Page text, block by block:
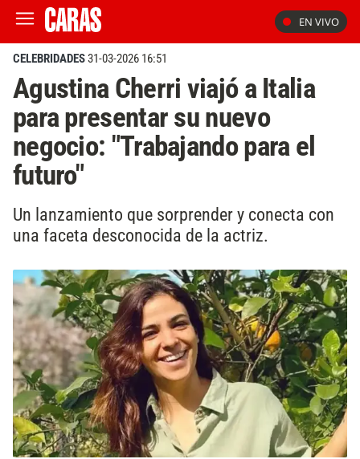
EN VIVO
CELEBRIDADES31-03-2026 16:51
Agustina Cherri viajó a Italia
para presentar su nuevo
negocio: "Trabajando para el
futuro"
Un lanzamiento que sorprender y conecta con
una faceta desconocida de la actriz.